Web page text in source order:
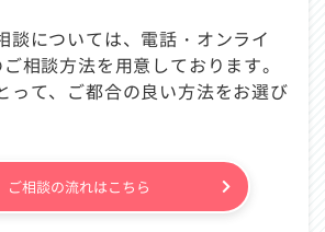
談については、電話・オンライ
相談方法を用意しております。
って、ご都合の良い方法をお選び
ご相談の流れはこちら